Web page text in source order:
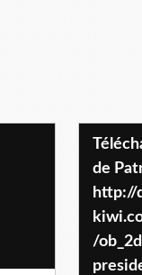
Téléchargez le projet de société
de
http://
/